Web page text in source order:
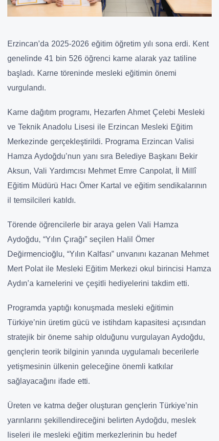
Erzincan’da 2025-2026 eğitim öğretim yılı sona erdi. Kent
genelinde 41 bin 526 öğrenci karne alarak yaz tatiline
başladı. Karne töreninde mesleki eğitimin önemi
vurgulandı.
Karne dağıtım programı, Hezarfen Ahmet Çelebi Mesleki
ve Teknik Anadolu Lisesi ile Erzincan Mesleki Eğitim
Merkezinde gerçekleştirildi. Programa Erzincan Valisi
Hamza Aydoğdu’nun yanı sıra Belediye Başkanı Bekir
Aksun, Vali Yardımcısı Mehmet Emre Canpolat, İl Millî
Eğitim Müdürü Hacı Ömer Kartal ve eğitim sendikalarının
il temsilcileri katıldı.
Törende öğrencilerle bir araya gelen Vali Hamza
Aydoğdu, “Yılın Çırağı” seçilen Halil Ömer
Değirmencioğlu, “Yılın Kalfası” unvanını kazanan Mehmet
Mert Polat ile Mesleki Eğitim Merkezi okul birincisi Hamza
Aydın’a karnelerini ve çeşitli hediyelerini takdim etti.
Programda yaptığı konuşmada mesleki eğitimin
Türkiye’nin üretim gücü ve istihdam kapasitesi açısından
stratejik bir öneme sahip olduğunu vurgulayan Aydoğdu,
gençlerin teorik bilginin yanında uygulamalı becerilerle
yetişmesinin ülkenin geleceğine önemli katkılar
sağlayacağını ifade etti.
Üreten ve katma değer oluşturan gençlerin Türkiye’nin
yarınlarını şekillendireceğini belirten Aydoğdu, meslek
liseleri ile mesleki eğitim merkezlerinin bu hedef